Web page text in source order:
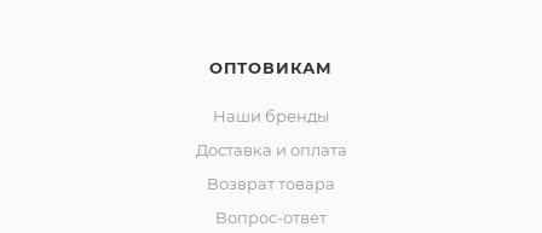
ОПТОВИКАМ
Наши бренды
Доставка и оплата
Возврат товара
Вопрос-ответ